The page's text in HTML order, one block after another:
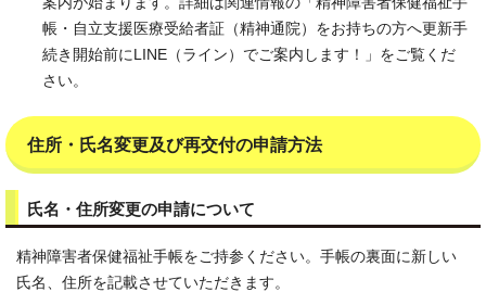
帳・自立支援医療受給者証（精神通院）をお持ちの方へ更新手
続き開始前にLINE（ライン）でご案内します！」をご覧くだ
さい。
住所・氏名変更及び再交付の申請方法
氏名・住所変更の申請について
精神障害者保健福祉手帳をご持参ください。手帳の裏面に新しい
氏名、住所を記載させていただきます。